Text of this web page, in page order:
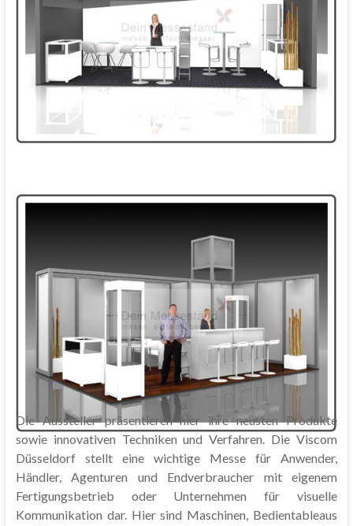
Die Aussteller präsentieren hier ihre neusten Produkte
sowie innovativen Techniken und Verfahren. Die Viscom
Düsseldorf stellt eine wichtige Messe für Anwender,
Händler, Agenturen und Endverbraucher mit eigenem
Fertigungsbetrieb oder Unternehmen für visuelle
Kommunikation dar. Hier sind Maschinen, Bedientableaus